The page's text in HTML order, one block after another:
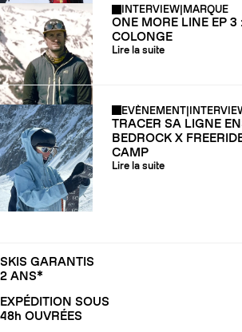
INTERVIEW MARQUE
ONE MORE LINE EP 3
COLONGE
Lire la suite
EVÈNEMENT|
TRACER SA LIGNE
BEDROCK X
CAMP
Lire la suite
SKIS GARANTIS
2 ANS*
EXPÉDITION SOUS
48h OUVRÉES